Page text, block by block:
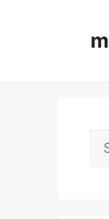
for: